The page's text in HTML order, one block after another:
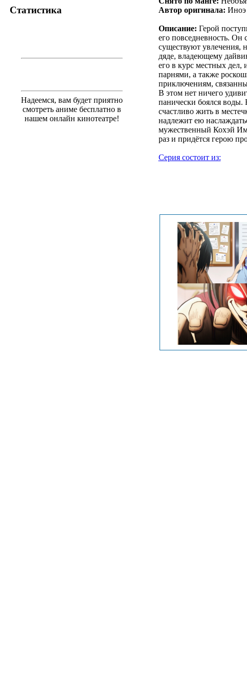
Статистика
Надеемся, вам будет приятно
смотреть аниме бесплатно в
нашем онлайн кинотеатре!
Автор оригинала: Иноэ
Описание: Герой
его повседневность. Он
существуют увлечения,
дяде, владеющему
его в курс местных дел,
парнями, а также
приключениям,
В этом нет ничего
панически боялся воды.
счастливо жить в
надлежит ею
мужественный Кохэй
раз и придётся герою
Серия состоит из: